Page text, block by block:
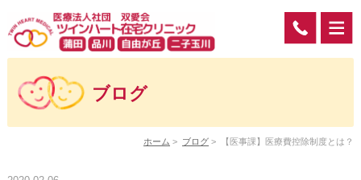
ブログ
ホーム > ブログ > 【医事課】医療費控除制度とは？